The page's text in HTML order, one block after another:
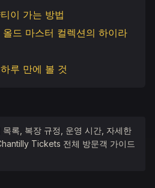
이 가는 방법
드 마스터 컬렉션의 하이라
루 만에 볼 것
록, 복장 규정, 운영 시간, 자세한
Tickets 전체 방문객 가이드